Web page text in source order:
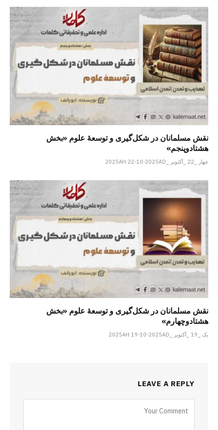
نقش مسلمانان در شکل‌گیری و توسعۀ علوم «بخش
هشتادوپنجم»
چهار _22 _آکتوبر _2025AH 22-10-2025AD
نقش مسلمانان در شکل‌گیری و توسعۀ علوم «بخش
هشتادوچهارم»
یک _19 _آکتوبر _2025AH 19-10-2025AD
LEAVE A REPLY